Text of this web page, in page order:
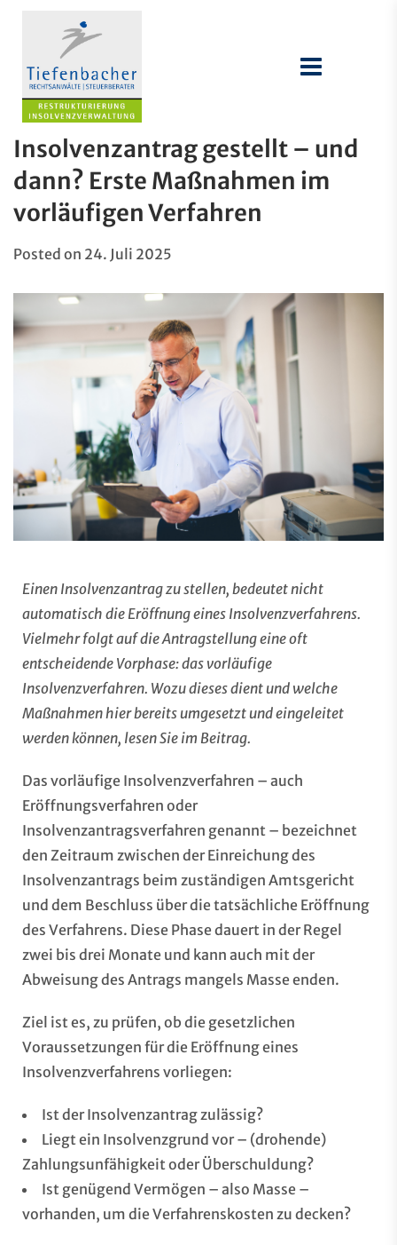
Insolvenzantrag gestellt – und
dann? Erste Maßnahmen im
vorläufigen Verfahren
Posted on 24. Juli 2025
Einen Insolvenzantrag zu stellen, bedeutet nicht
automatisch die Eröffnung eines Insolvenzverfahrens.
Vielmehr folgt auf die Antragstellung eine oft
entscheidende Vorphase: das vorläufige
Insolvenzverfahren. Wozu dieses dient und welche
Maßnahmen hier bereits umgesetzt und eingeleitet
werden können, lesen Sie im Beitrag.
Das vorläufige Insolvenzverfahren – auch
Eröffnungsverfahren oder
Insolvenzantragsverfahren genannt – bezeichnet
den Zeitraum zwischen der Einreichung des
Insolvenzantrags beim zuständigen Amtsgericht
und dem Beschluss über die tatsächliche Eröffnung
des Verfahrens. Diese Phase dauert in der Regel
zwei bis drei Monate und kann auch mit der
Abweisung des Antrags mangels Masse enden.
Ziel ist es, zu prüfen, ob die gesetzlichen
Voraussetzungen für die Eröffnung eines
Insolvenzverfahrens vorliegen:
Ist der Insolvenzantrag zulässig?
Liegt ein Insolvenzgrund vor – (drohende)
Zahlungsunfähigkeit oder Überschuldung?
Ist genügend Vermögen – also Masse –
vorhanden, um die Verfahrenskosten zu decken?